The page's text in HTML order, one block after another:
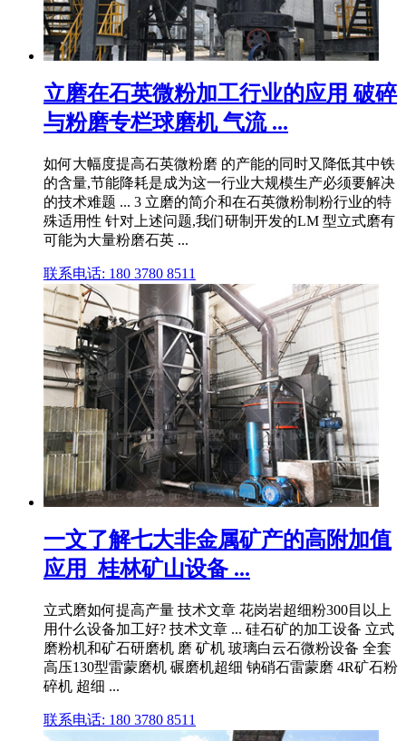
立磨在石英微粉加工行业的应用 破碎
与粉磨专栏球磨机 气流 ...
如何大幅度提高石英微粉磨 的产能的同时又降低其中铁
的含量,节能降耗是成为这一行业大规模生产必须要解决
的技术难题 ... 3 立磨的简介和在石英微粉制粉行业的特
殊适用性 针对上述问题,我们研制开发的LM 型立式磨有
可能为大量粉磨石英 ...
联系电话: 180 3780 8511
一文了解七大非金属矿产的高附加值
应用_桂林矿山设备 ...
立式磨如何提高产量 技术文章 花岗岩超细粉300目以上
用什么设备加工好? 技术文章 ... 硅石矿的加工设备 立式
磨粉机和矿石研磨机 磨 矿机 玻璃白云石微粉设备 全套
高压130型雷蒙磨机 碾磨机超细 钠硝石雷蒙磨 4R矿石粉
碎机 超细 ...
联系电话: 180 3780 8511